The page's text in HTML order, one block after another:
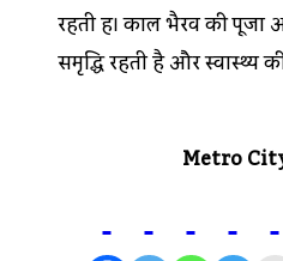
रहती हैं। काल भैरव की पूजा
समृद्धि रहती है और स्वास्थ्य की
Metro